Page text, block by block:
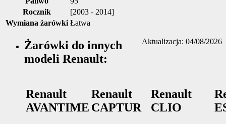
Rocznik
[2003 - 2014]
Wymiana żarówki Łatwa
Aktualizacja: 04/08/2026
Żarówki do innych
modeli Renault:
Renault
AVANTIME
Renault
CAPTUR
Renault
CLIO